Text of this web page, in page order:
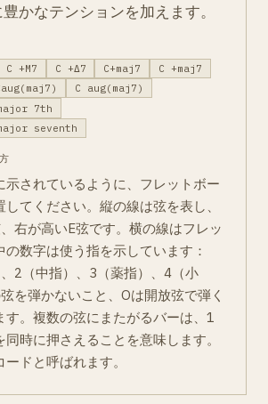
かなテンションを加えます。
C +M7 C +Δ7 C+maj7
C +maj7
C aug(maj7)
7th
seventh
示されているように、フレットボー
してください。縦の線は弦を表し、
右が高いE弦です。横の線はフレッ
の数字は使う指を示しています：
2（中指）、3（薬指）、4（小
を弾かないこと、Oは開放弦で弾く
す。複数の弦にまたがるバーは、1
時に押さえることを意味します。
ドと呼ばれます。